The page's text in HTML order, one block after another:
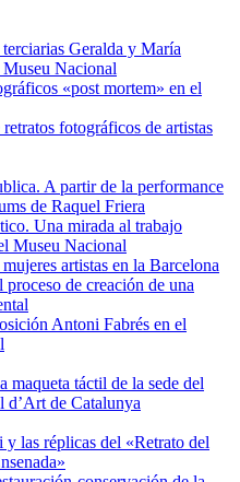
Geralda y María
Nacional
«post mortem» en el
fotográficos de artistas
A partir de la performance
de Raquel Friera
Una mirada al trabajo
Museu Nacional
artistas en la Barcelona
proceso de creación de una
Antoni Fabrés en el
maqueta táctil de la sede del
d’Art de Catalunya
las réplicas del «Retrato del